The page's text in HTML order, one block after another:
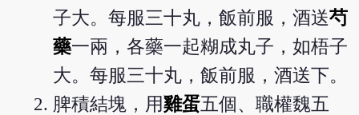
子大。每服三十丸，飯前服，酒送芍
藥一兩，各藥一起糊成丸子，如梧子
大。每服三十丸，飯前服，酒送下。
脾積結塊，用雞蛋五個、職權魏五